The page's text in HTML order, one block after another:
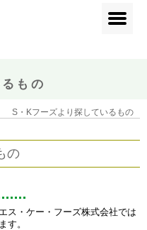
もの
S・Kフーズより探しているもの
の
ス・ケー・フーズ株式会社では
す。